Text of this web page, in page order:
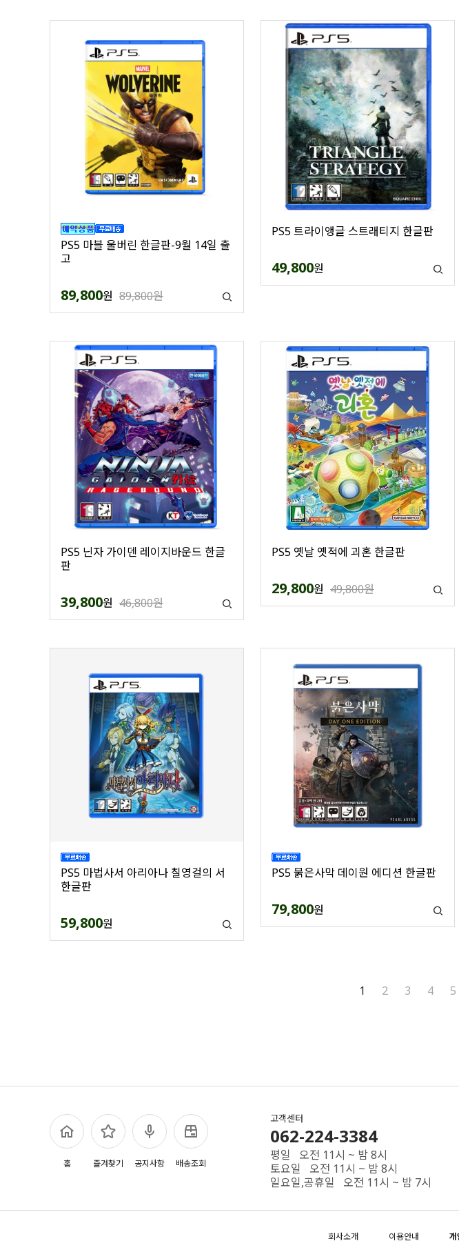
PS5 마블 울버린 한글판-9월 14일 출
고
89,800원 89,800원
PS5 트라이앵글 스트래티지 한글판
49,800원
PS5 닌자 가이덴 레이지바운드 한글
판
39,800원 46,800원
PS5 옛날 옛적에 괴혼 한글판
29,800원 49,800원
PS5 마법사서 아리아나 칠영걸의 서
한글판
59,800원
PS5 붉은사막 데이원 에디션 한글판
79,800원
1 2 3 4 5
홈 즐겨찾기 공지사항 배송조회
고객센터
062-224-3384
평일 오전 11시 ~ 밤 8시
토요일 오전 11시 ~ 밤 8시
일요일,공휴일 오전 11시 ~ 밤 7시
회사소개 이용안내 개